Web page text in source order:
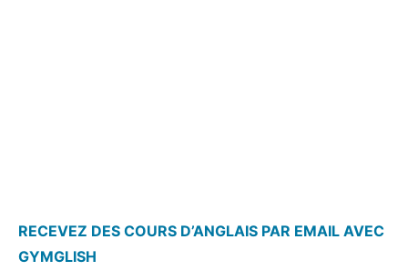
RECEVEZ DES COURS D’ANGLAIS PAR EMAIL AVEC
GYMGLISH